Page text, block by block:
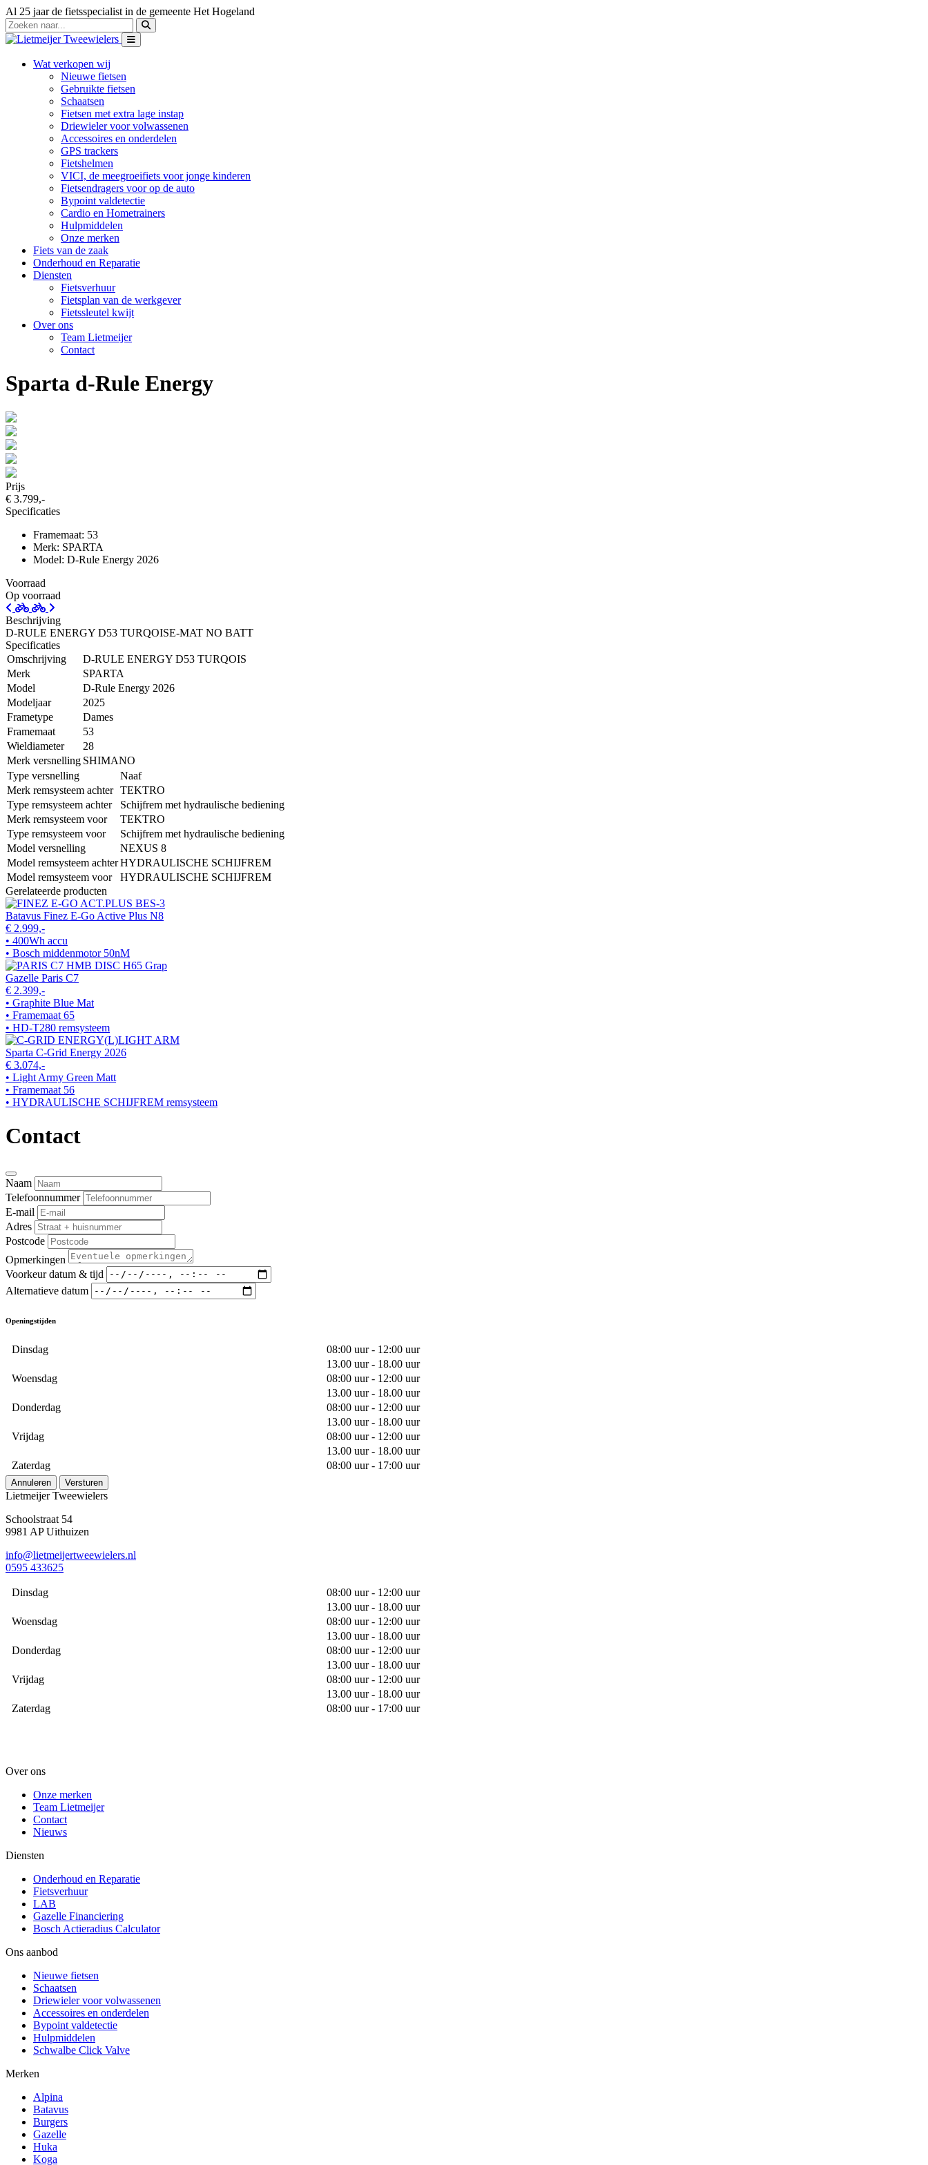
Al 25 jaar de fietsspecialist in de gemeente Het Hogeland
Wat verkopen wij
Nieuwe fietsen
Gebruikte fietsen
Schaatsen
Fietsen met extra lage instap
Driewieler voor volwassenen
Accessoires en onderdelen
GPS trackers
Fietshelmen
VICI, de meegroeifiets voor jonge kinderen
Fietsendragers voor op de auto
Bypoint valdetectie
Cardio en Hometrainers
Hulpmiddelen
Onze merken
Fiets van de zaak
Onderhoud en Reparatie
Diensten
Fietsverhuur
Fietsplan van de werkgever
Fietssleutel kwijt
Over ons
Team Lietmeijer
Contact
Sparta d-Rule Energy
Prijs
€ 3.799,-
Specificaties
Framemaat: 53
Merk: SPARTA
Model: D-Rule Energy 2026
Voorraad
Op voorraad
Beschrijving
D-RULE ENERGY D53 TURQOISE-MAT NO BATT
Specificaties
Omschrijving
D-RULE ENERGY D53 TURQOIS
Merk
SPARTA
Model
D-Rule Energy 2026
Modeljaar
2025
Frametype
Dames
Framemaat
53
Wieldiameter
28
Merk versnelling SHIMANO
Type versnelling
Naaf
Merk remsysteem achter TEKTRO
Type remsysteem achter
Schijfrem met hydraulische bediening
Merk remsysteem voor
TEKTRO
Type remsysteem voor
Schijfrem met hydraulische bediening
Model versnelling
NEXUS 8
Model remsysteem achterHYDRAULISCHE SCHIJFREM
Model remsysteem voor
HYDRAULISCHE SCHIJFREM
Gerelateerde producten
Batavus Finez E-Go Active Plus N8
€ 2.999,-
• 400Wh accu
• Bosch middenmotor 50nM
Gazelle Paris C7
€ 2.399,-
• Graphite Blue Mat
• Framemaat 65
• HD-T280 remsysteem
Sparta C-Grid Energy 2026
€ 3.074,-
• Light Army Green Matt
• Framemaat 56
• HYDRAULISCHE SCHIJFREM remsysteem
Contact
Naam
Telefoonnummer
E-mail
Adres
Postcode
Opmerkingen
Voorkeur datum & tijd
Alternatieve datum
Openingstijden
Dinsdag
08:00 uur - 12:00 uur
13.00 uur - 18.00 uur
Woensdag
08:00 uur - 12:00 uur
13.00 uur - 18.00 uur
Donderdag
08:00 uur - 12:00 uur
13.00 uur - 18.00 uur
Vrijdag
08:00 uur - 12:00 uur
13.00 uur - 18.00 uur
Zaterdag
08:00 uur - 17:00 uur
Annuleren Versturen
Lietmeijer Tweewielers
Schoolstraat 54
9981 AP Uithuizen
info@lietmeijertweewielers.nl
0595 433625
Dinsdag
08:00 uur - 12:00 uur
13.00 uur - 18.00 uur
Woensdag
08:00 uur - 12:00 uur
13.00 uur - 18.00 uur
Donderdag
08:00 uur - 12:00 uur
13.00 uur - 18.00 uur
Vrijdag
08:00 uur - 12:00 uur
13.00 uur - 18.00 uur
Zaterdag
08:00 uur - 17:00 uur
Over ons
Onze merken
Team Lietmeijer
Contact
Nieuws
Diensten
Onderhoud en Reparatie
Fietsverhuur
LAB
Gazelle Financiering
Bosch Actieradius Calculator
Ons aanbod
Nieuwe fietsen
Schaatsen
Driewieler voor volwassenen
Accessoires en onderdelen
Bypoint valdetectie
Hulpmiddelen
Schwalbe Click Valve
Merken
Alpina
Batavus
Burgers
Gazelle
Huka
Koga